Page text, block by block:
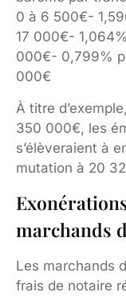
0 à 6 500€-
17 000€-
000€- 0,799%
000€
À titre
350 000€, les
s’élèveraient à
mutation à 20
marchands
Les marchands
frais de notaire